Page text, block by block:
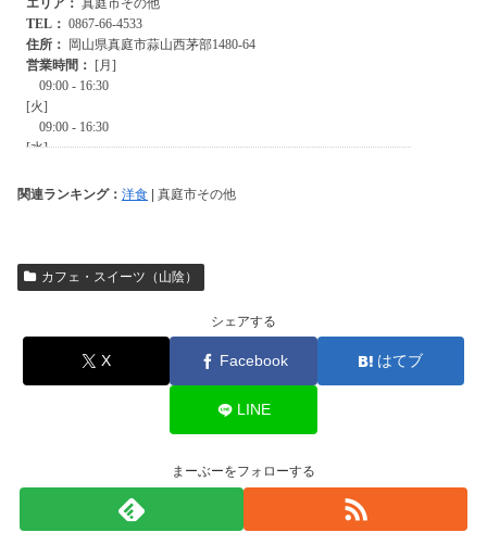
関連ランキング： 洋食 | 真庭市その他
カフェ・スイーツ（山陰）
シェアする
X Facebook はてブ
LINE
まーぶーをフォローする